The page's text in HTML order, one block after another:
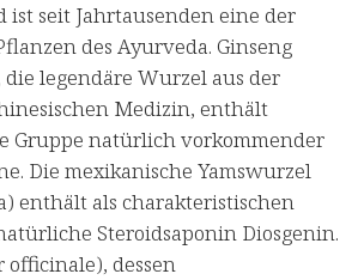
seit Jahrtausenden eine der
des Ayurveda. Ginseng
die legendäre Wurzel aus der
Medizin, enthält
Gruppe natürlich vorkommender
Die mexikanische Yamswurzel
enthält als charakteristischen
Steroidsaponin Diosgenin.
dessen